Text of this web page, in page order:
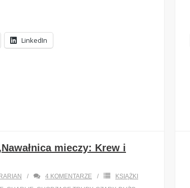
LinkedIn
mieczy: Krew i
4 KOMENTARZE
KSIĄŻKI